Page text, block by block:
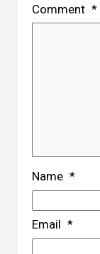
Comment *
Name *
Email *